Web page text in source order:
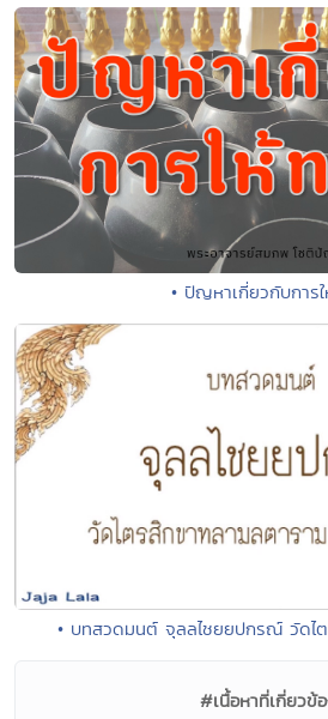
• ปัญหาเกี่ยวกับการ
• บทสวดมนต์ จุลลไชยยปกรณ์ วัดไ
#เนื้อหาที่เกี่ยวข้